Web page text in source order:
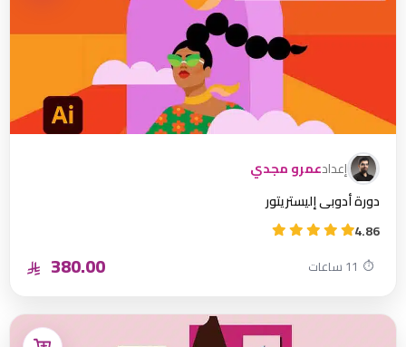
إعدادعمرو مجدي
دورة أدوبي إليستريتور
4.86
380.00 ⏱ 11 ساعات